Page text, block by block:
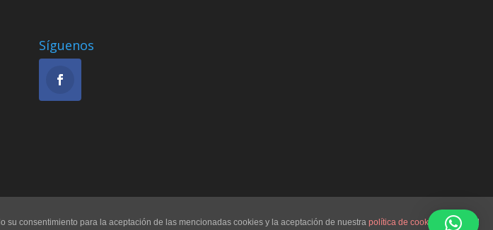
Síguenos
consentimiento para la aceptación de las mencionadas cookies y la aceptación de nuestra política de cookies
, pinche el